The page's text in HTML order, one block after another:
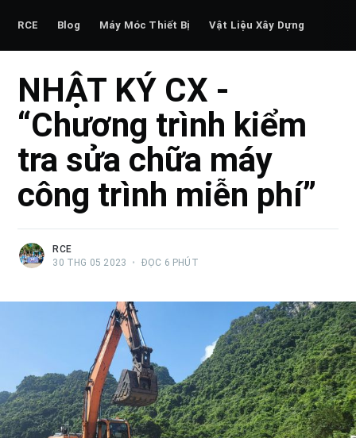
RCE Blog Máy Móc Thiết Bị Vật Liệu Xây Dựng
NHẬT KÝ CX -
“Chương trình kiểm
tra sửa chữa máy
công trình miễn phí”
RCE
30 THG 05 2023
• ĐỌC 6 PHÚT